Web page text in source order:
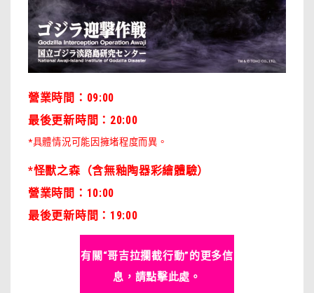
營業時間：09:00
最後更新時間：20:00
*具體情況可能因擁堵程度而異。
*怪獸之森（含無釉陶器彩繪體驗）
營業時間：10:00
最後更新時間：19:00
有關“哥吉拉攔截行動”的更多信
息，請點擊此處。